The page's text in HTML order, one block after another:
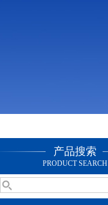
产品搜索
PRODUCT SEARCH